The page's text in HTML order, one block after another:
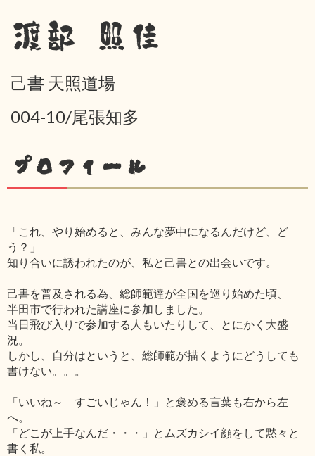
渡部 照佳
己書 天照道場
004-10/尾張知多
プロフィール
「これ、やり始めると、みんな夢中になるんだけど、ど
う？」
知り合いに誘われたのが、私と己書との出会いです。
己書を普及される為、総師範達が全国を巡り始めた頃、
半田市で行われた講座に参加しました。
当日飛び入りで参加する人もいたりして、とにかく大盛
況。
しかし、自分はというと、総師範が描くようにどうしても
書けない。。。
「いいね～ すごいじゃん！」と褒める言葉も右から左
へ。
「どこが上手なんだ・・・」とムズカシイ顔をして黙々と
書く私。